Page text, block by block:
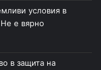
условия в
Не е вярно
в защита на